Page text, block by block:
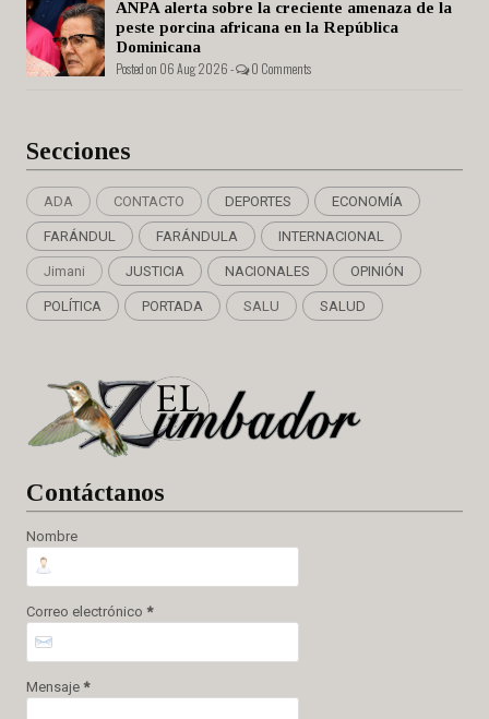
ANPA alerta sobre la creciente amenaza de la
peste porcina africana en la República
Dominicana
Posted on 06 Aug 2026 - 0 Comments
Secciones
ADA CONTACTO DEPORTES ECONOMÍA
FARÁNDUL FARÁNDULA INTERNACIONAL
Jimani JUSTICIA NACIONALES OPINIÓN
POLÍTICA PORTADA SALU SALUD
Contáctanos
Nombre
Correo electrónico *
Mensaje *